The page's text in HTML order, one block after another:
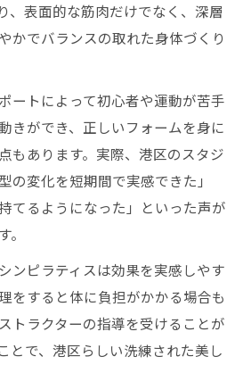
格調整が叶う港区のマシンピ
目するピラティスの美姿勢効
ィスで猫背や反り腰を美しく
イクに効くマシンピラティス体
ィスで美しいボディメイクを
るパーソナルマシンピラティス
、表面的な筋肉だけでなく、深層
かでバランスの取れた身体づくり
ートによって初心者や運動が苦手
きができ、正しいフォームを身に
もあります。実際、港区のスタジ
の変化を短期間で実感できた」
てるようになった」といった声が
ンピラティスは効果を実感しやす
をすると体に負担がかかる場合も
トラクターの指導を受けることが
とで、港区らしい洗練された美し